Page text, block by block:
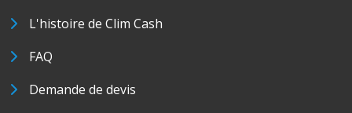
L'histoire de Clim Cash
FAQ
Demande de devis